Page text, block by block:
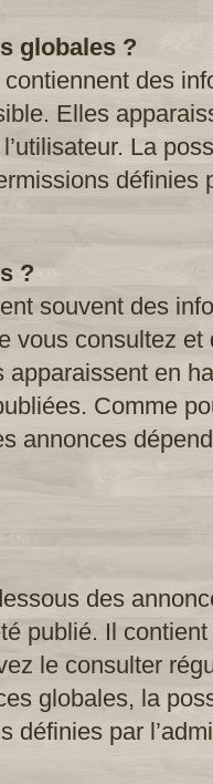
globales ?
des
Elles
La
définies
?
souvent des
vous consultez
apparaissent en
Comme
annonces
des
publié. Il
le consulter
globales, la
définies par